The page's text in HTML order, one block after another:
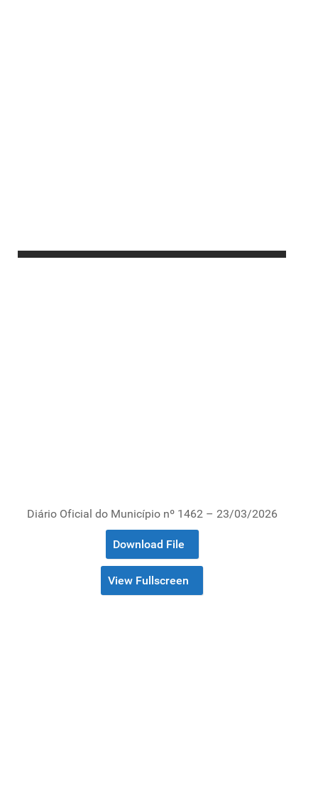
Diário Oficial do Município nº 1462 – 23/03/2026
Download File
View Fullscreen